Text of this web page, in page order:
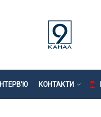
ІНТЕРВ’Ю КОНТАКТИ